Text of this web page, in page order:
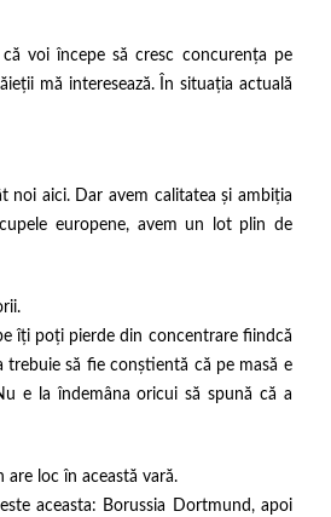
voi începe să cresc concurența pe
mă interesează. În situația actuală
noi aici. Dar avem calitatea și ambiția
europene, avem un lot plin de
îți poți pierde din concentrare fiindcă
trebuie să fie conștientă că pe masă e
e la îndemâna oricui să spună că a
loc în această vară.
aceasta: Borussia Dortmund, apoi